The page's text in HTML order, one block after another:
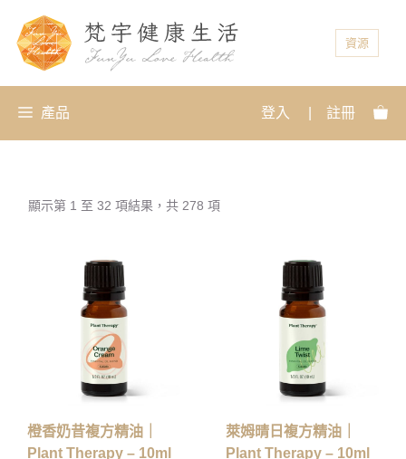
資源
產品 登入 註冊
顯示第 1 至 32 項結果，共 278 項
橙香奶昔複方精油｜
Plant Therapy – 10ml
萊姆晴日複方精油｜
Plant Therapy – 10ml